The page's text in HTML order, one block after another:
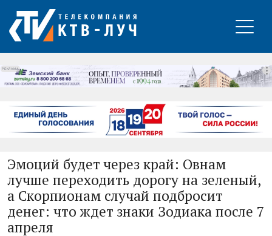
РЕКЛАМА
Эмоций будет через край: Овнам
лучше переходить дорогу на зеленый,
а Скорпионам случай подбросит
денег: что ждет знаки Зодиака после 7
апреля